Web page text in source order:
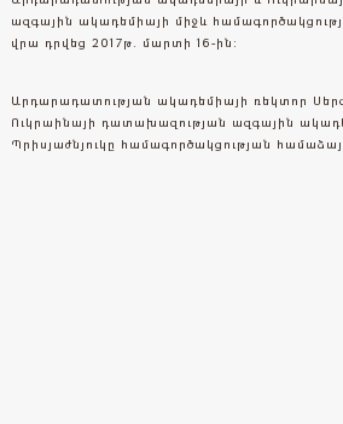
ազգային ակադեմիայի միջև
վրա դրվեց 2017թ. մարտի 16-ին:
Արդարադատության ակադեմիայի ռեկտոր
Ուկրաինայի դատախազության ազգային
Պրիսյաժնյուկը համագործակցության